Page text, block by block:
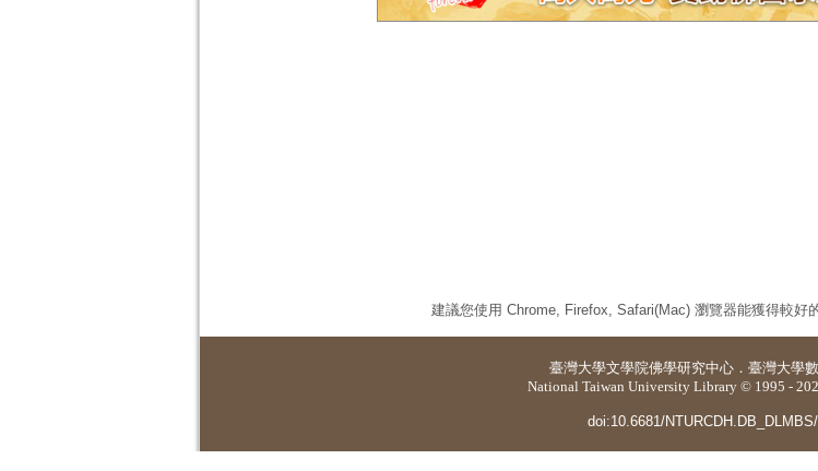
建議您使用 Chrome, Firefox, Safari(Mac) 瀏覽器能獲得較好
臺灣大學文學院佛學研究中心 ． 臺灣大學
National Taiwan University Library © 1995 -
doi:10.6681/